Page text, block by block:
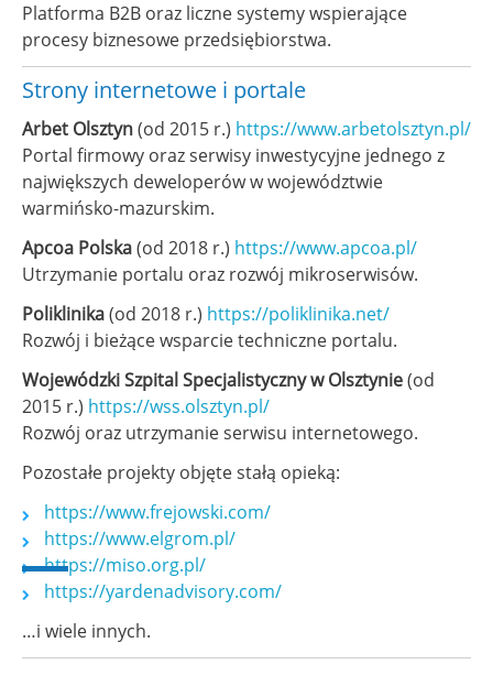
Platforma B2B oraz liczne systemy wspierające
procesy biznesowe przedsiębiorstwa.
Strony internetowe i portale
Arbet Olsztyn(od 2015 r.) https://www.arbetolsztyn.pl/
Portal firmowy oraz serwisy inwestycyjne jednego z
największych deweloperów w województwie
warmińsko-mazurskim.
Apcoa Polska(od 2018 r.) https://www.apcoa.pl/
Utrzymanie portalu oraz rozwój mikroserwisów.
Poliklinika(od 2018 r.) https://poliklinika.net/
Rozwój i bieżące wsparcie techniczne portalu.
Wojewódzki Szpital Specjalistyczny w Olsztynie(od
2015 r.) https://wss.olsztyn.pl/
Rozwój oraz utrzymanie serwisu internetowego.
Pozostałe projekty objęte stałą opieką:
https://www.frejowski.com/
https://www.elgrom.pl/
https://miso.org.pl/
https://yardenadvisory.com/
…i wiele innych.